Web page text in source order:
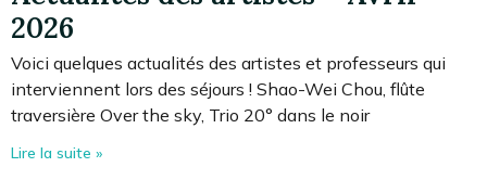
2026
Voici quelques actualités des artistes et professeurs qui
interviennent lors des séjours ! Shao-Wei Chou, flûte
traversière Over the sky, Trio 20° dans le noir
Lire la suite »